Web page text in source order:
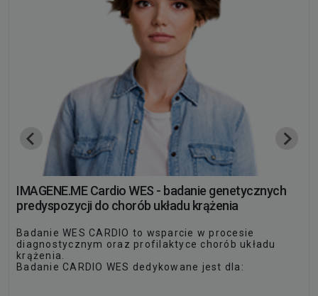
IMAGENE.ME Cardio WES - badanie genetycznych
predyspozycji do chorób układu krążenia
Badanie WES CARDIO to wsparcie w procesie
diagnostycznym oraz profilaktyce chorób układu
krążenia.
Badanie CARDIO WES dedykowane jest dla: